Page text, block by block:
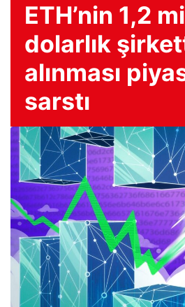
ETH’nin 1,2
dolarlık
alınması
sarstı